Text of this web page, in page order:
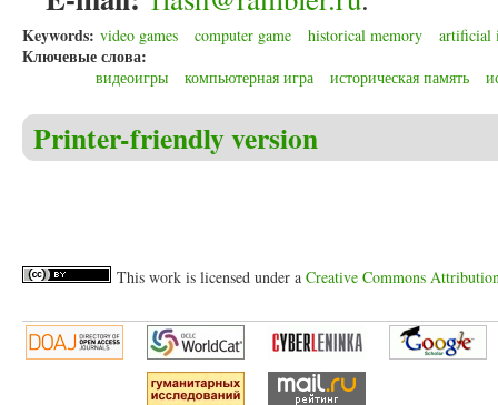
Keywords: video games computer game historical memory artificial
Ключевые слова:
видеоигры компьютерная игра историческая память
Printer-friendly version
This work is licensed under a Creative Commons